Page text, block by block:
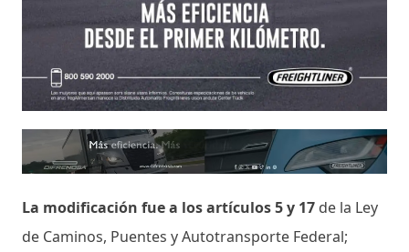
La modificación fue a los artículos 5 y 17 de la Ley
de Caminos, Puentes y Autotransporte Federal;